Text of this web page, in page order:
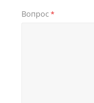
Вопрос*